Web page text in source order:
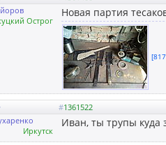
Острог
Новая партия
#1361522
Иркутск
Иван, ты трупы куда